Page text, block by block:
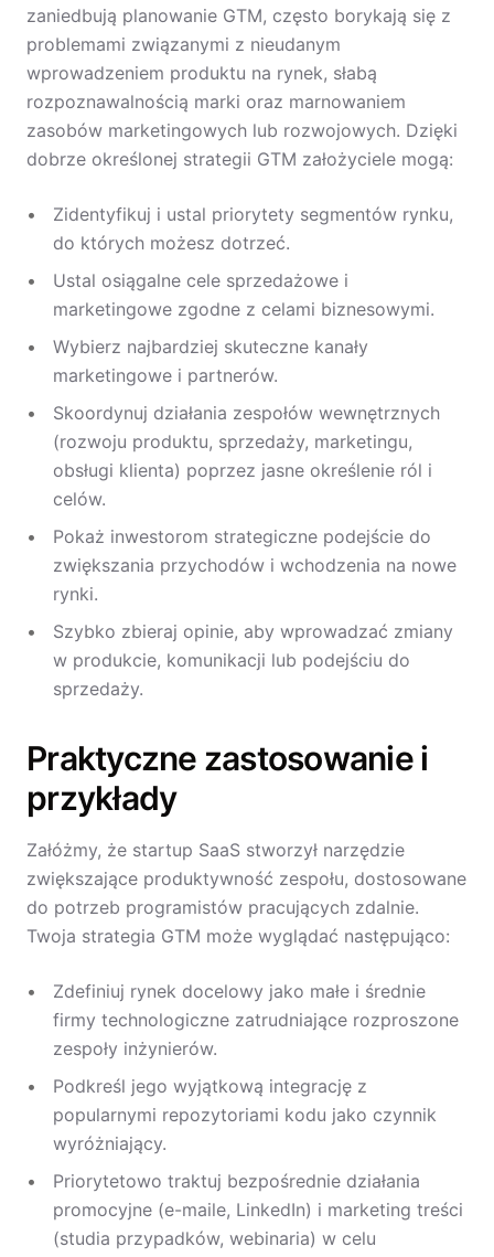
zaniedbują planowanie GTM, często borykają się z
problemami związanymi z nieudanym
wprowadzeniem produktu na rynek, słabą
rozpoznawalnością marki oraz marnowaniem
zasobów marketingowych lub rozwojowych. Dzięki
dobrze określonej strategii GTM założyciele mogą:
Zidentyfikuj i ustal priorytety segmentów rynku,
do których możesz dotrzeć.
Ustal osiągalne cele sprzedażowe i
marketingowe zgodne z celami biznesowymi.
Wybierz najbardziej skuteczne kanały
marketingowe i partnerów.
Skoordynuj działania zespołów wewnętrznych
(rozwoju produktu, sprzedaży, marketingu,
obsługi klienta) poprzez jasne określenie ról i
celów.
Pokaż inwestorom strategiczne podejście do
zwiększania przychodów i wchodzenia na nowe
rynki.
Szybko zbieraj opinie, aby wprowadzać zmiany
w produkcie, komunikacji lub podejściu do
sprzedaży.
Praktyczne zastosowanie i
przykłady
Załóżmy, że startup SaaS stworzył narzędzie
zwiększające produktywność zespołu, dostosowane
do potrzeb programistów pracujących zdalnie.
Twoja strategia GTM może wyglądać następująco:
Zdefiniuj rynek docelowy jako małe i średnie
firmy technologiczne zatrudniające rozproszone
zespoły inżynierów.
Podkreśl jego wyjątkową integrację z
popularnymi repozytoriami kodu jako czynnik
wyróżniający.
Priorytetowo traktuj bezpośrednie działania
promocyjne (e-maile, LinkedIn) i marketing treści
(studia przypadków, webinaria) w celu